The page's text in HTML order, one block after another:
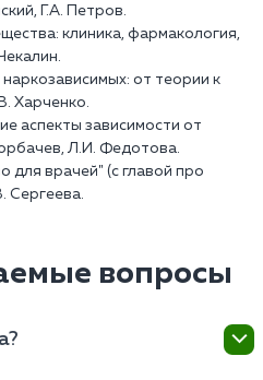
Г.А. Петров.
клиника, фармакология,
от теории к
Харченко.
аспекты зависимости от
Л.И. Федотова.
для врачей" (с главой про
Сергеева.
вопросы